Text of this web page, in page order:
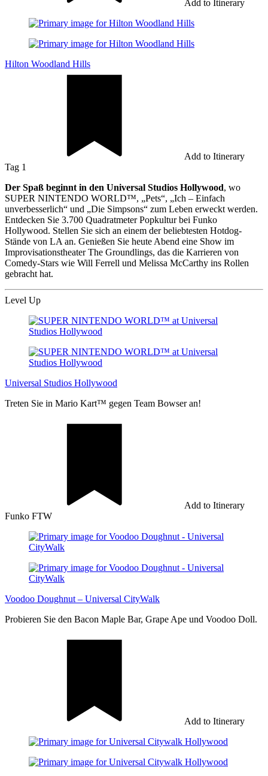
Add to Itinerary
Hilton Woodland Hills
Add to Itinerary
Tag 1
Der Spaß beginnt in den Universal Studios Hollywood, wo
SUPER NINTENDO WORLD™, „Pets“, „Ich – Einfach
unverbesserlich“ und „Die Simpsons“ zum Leben erweckt werden.
Entdecken Sie 3.700 Quadratmeter Popkultur bei Funko
Hollywood. Stellen Sie sich an einem der beliebtesten Hotdog-
Stände von LA an. Genießen Sie heute Abend eine Show im
Improvisationstheater The Groundlings, das die Karrieren von
Comedy-Stars wie Will Ferrell und Melissa McCarthy ins Rollen
gebracht hat.
Level Up
Universal Studios Hollywood
Treten Sie in Mario Kart™ gegen Team Bowser an!
Add to Itinerary
Funko FTW
Voodoo Doughnut – Universal CityWalk
Probieren Sie den Bacon Maple Bar, Grape Ape und Voodoo Doll.
Add to Itinerary